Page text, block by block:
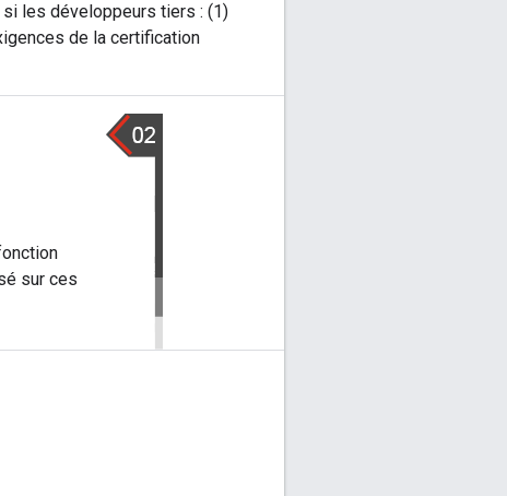
les développeurs tiers : (1)
de la certification
sur ces